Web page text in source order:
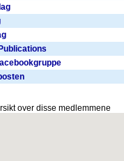
over disse medlemmene